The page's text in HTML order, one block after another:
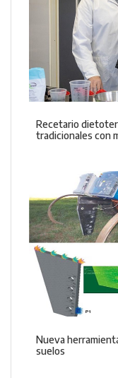
Recetario
tradicionales con
Nueva
suelos